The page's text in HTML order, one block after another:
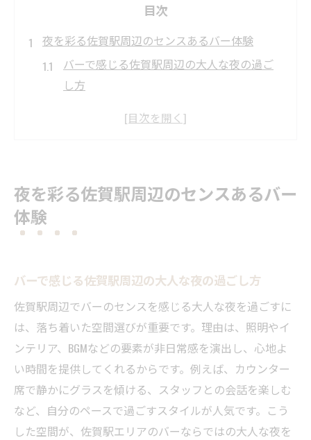
目次
夜を彩る佐賀駅周辺のセンスあるバー体験
バーで感じる佐賀駅周辺の大人な夜の過ご
し方
佐賀駅でバー時間を満喫するための雰囲気
佐賀駅周辺のバーで心地よい夜を演出する
コツ
洗練されたバー選びで佐賀駅の夜を格上げ
佐賀駅でセンスあるバーに出会う選び方の
ポイント
バー選びで差がつく佐賀駅周辺の注目ポイ
ント
夜を彩る佐賀駅周辺のセンスあるバー
体験
バーで感じる佐賀駅周辺の大人な夜の過ごし方
佐賀駅周辺でバーのセンスを感じる大人な夜を過ごすに
は、落ち着いた空間選びが重要です。理由は、照明やイ
ンテリア、BGMなどの要素が非日常感を演出し、心地よ
い時間を提供してくれるからです。例えば、カウンター
席で静かにグラスを傾ける、スタッフとの会話を楽しむ
など、自分のペースで過ごすスタイルが人気です。こう
した空間が、佐賀駅エリアのバーならではの大人な夜を